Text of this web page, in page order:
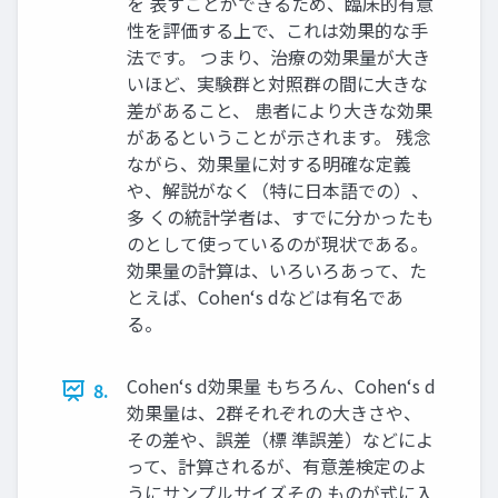
性を評価する上で、これは効果的な手
法です。 つまり、治療の効果量が大き
いほど、実験群と対照群の間に大きな
差があること、 患者により大きな効果
があるということが示されます。 残念
ながら、効果量に対する明確な定義
や、解説がなく（特に日本語での）、
多 くの統計学者は、すでに分かったも
のとして使っているのが現状である。
効果量の計算は、いろいろあって、た
とえば、Cohen‘s dなどは有名であ
る。
8.
Cohen‘s d効果量 もちろん、Cohen‘s d
効果量は、2群それぞれの大きさや、
その差や、誤差（標 準誤差）などによ
って、計算されるが、有意差検定のよ
うにサンプルサイズその ものが式に入